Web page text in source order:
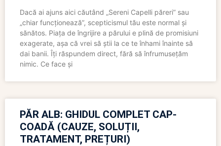
Dacă ai ajuns aici căutând „Sereni Capelli păreri” sau
„chiar funcționează”, scepticismul tău este normal și
sănătos. Piața de îngrijire a părului e plină de promisiuni
exagerate, așa că vrei să știi la ce te înhami înainte să
dai banii. Îți răspundem direct, fără să înfrumusețăm
nimic. Ce face și
PĂR ALB: GHIDUL COMPLET CAP-
COADĂ (CAUZE, SOLUȚII,
TRATAMENT, PREȚURI)